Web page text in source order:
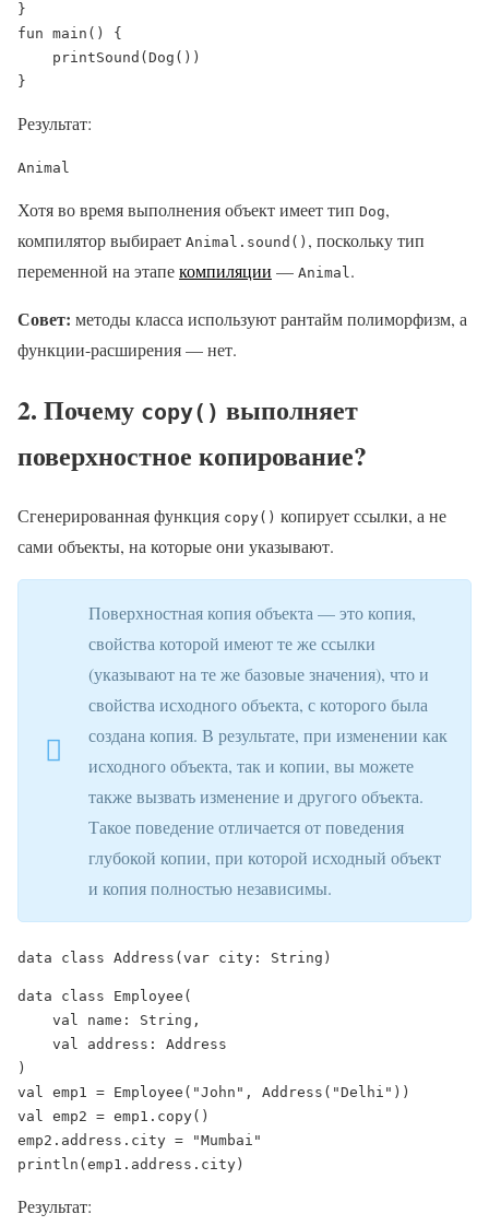
}
fun main() {
}
Результат:
Хотя во время выполнения объект имеет тип Dog,
компилятор выбирает Animal.sound() , поскольку тип
переменной на этапекомпиляции — Animal.
Совет: методы класса используют рантайм полиморфизм, а
функции-расширения — нет.
2. Почему copy() выполняет
поверхностное копирование?
Сгенерированная функция copy() копирует ссылки, а не
сами объекты, на которые они указывают.
Поверхностная копия объекта — это копия,
свойства которой имеют те же ссылки
(указывают на те же базовые значения), что и
свойства исходного объекта, с которого была
создана копия. В результате, при изменении как
исходного объекта, так и копии, вы можете
также вызвать изменение и другого объекта.
Такое поведение отличается от поведения
глубокой копии, при которой исходный объект
и копия полностью независимы.
data class Address(var city: String)
data class Employee(
)
val emp1 = Employee("John", Address("Delhi"))
val emp2 = emp1.copy()
emp2.address.city = "Mumbai"
println(emp1.address.city)
Результат: